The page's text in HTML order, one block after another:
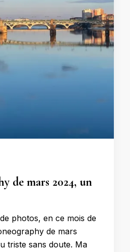
de mars 2024, un
photos, en ce mois de
de mars
triste sans doute. Ma